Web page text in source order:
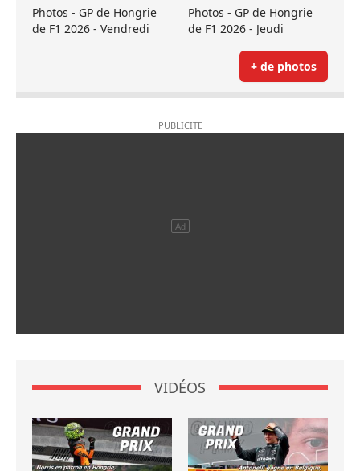
Photos - GP de Hongrie
de F1 2026 - Vendredi
Photos - GP de Hongrie
de F1 2026 - Jeudi
+ de photos
VIDÉOS